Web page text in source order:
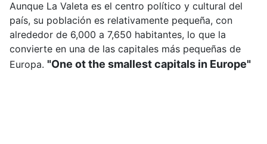
Aunque La Valeta es el centro político y cultural del
país, su población es relativamente pequeña, con
alrededor de 6,000 a 7,650 habitantes, lo que la
convierte en una de las capitales más pequeñas de
Europa. "One ot the smallest capitals in Europe"